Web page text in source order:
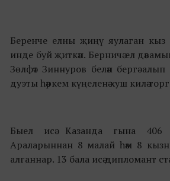
Беренче елны җиңү яулаган кыз
инде буй җиткән. Берничә ел
Зөлфәт Зиннуров белән бергә алып
дуэты һәркем күңеленә хуш килә
Быел исә Казанда гына 406
Араларыннан 8 малай һәм 8
алганнар. 13 бала исә дипломант